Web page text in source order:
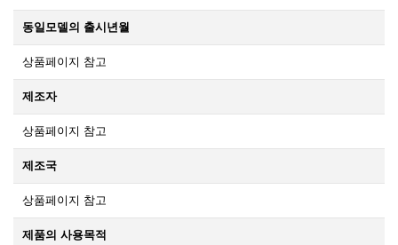
동일모델의 출시년월
상품페이지 참고
제조자
상품페이지 참고
제조국
상품페이지 참고
제품의 사용목적